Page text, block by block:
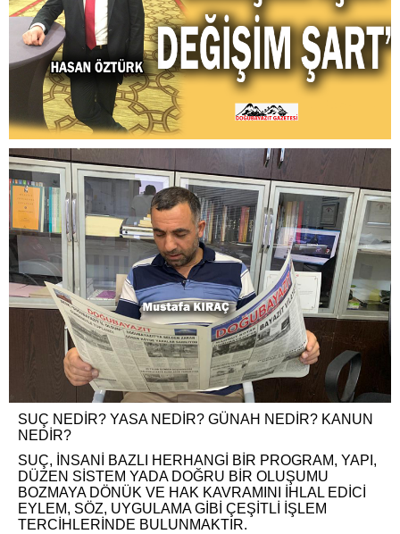
SUÇ NEDİR? YASA NEDİR? GÜNAH NEDİR? KANUN
NEDİR?
SUÇ, İNSANİ BAZLI HERHANGİ BİR PROGRAM, YAPI,
DÜZEN SİSTEM YADA DOĞRU BİR OLUŞUMU
BOZMAYA DÖNÜK VE HAK KAVRAMINI İHLAL EDİCİ
EYLEM, SÖZ, UYGULAMA GİBİ ÇEŞİTLİ İŞLEM
TERCİHLERİNDE BULUNMAKTIR.